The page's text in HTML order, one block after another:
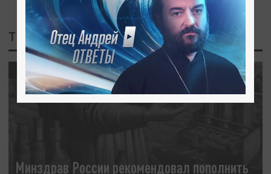
ТЕГ: ЛЕКАРСТВА
Минздрав России рекомендовал пополнить
ОБЩЕСТВО